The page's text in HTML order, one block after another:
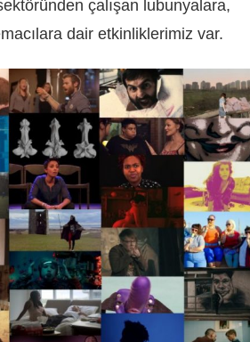
çalışan lubunyalara,
dair etkinliklerimiz var.